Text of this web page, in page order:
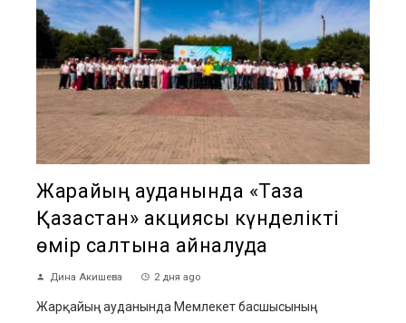
Жарқайың ауданында «Таза
Қазақстан» акциясы күнделікті
өмір салтына айналуда
Дина Акишева 2 дня ago
Жарқайың ауданында Мемлекет басшысының